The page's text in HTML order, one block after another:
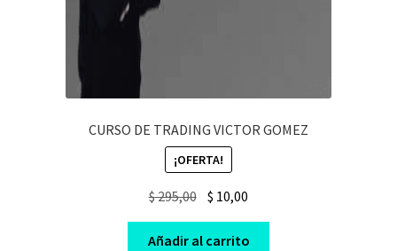
CURSO DE TRADING VICTOR GOMEZ
¡OFERTA!
$295,00 Original
was:
$ 10,00
is:
Añadir al carrito